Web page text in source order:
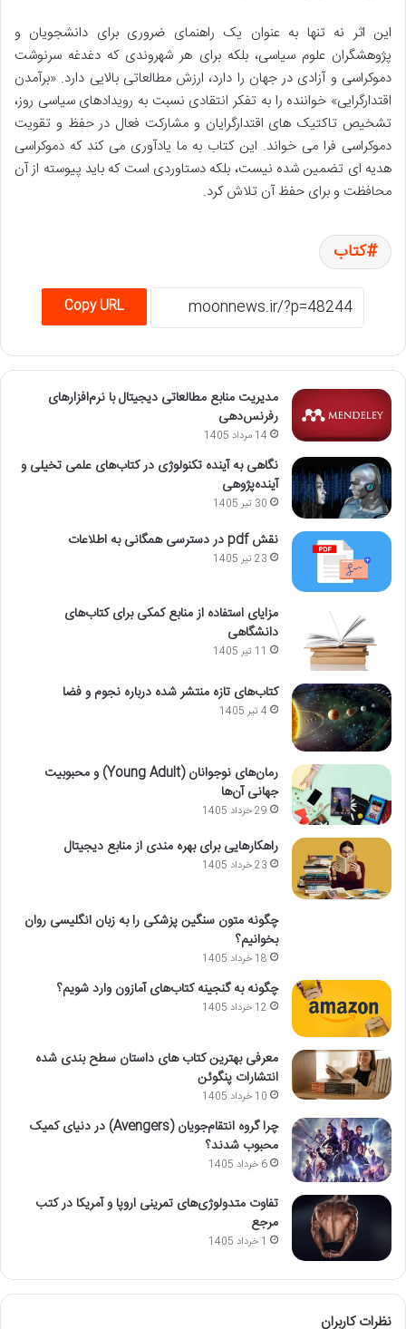
این اثر نه تنها به عنوان یک راهنمای ضروری برای دانشجویان و
پژوهشگران علوم سیاسی، بلکه برای هر شهروندی که دغدغه سرنوشت
دموکراسی و آزادی در جهان را دارد، ارزش مطالعاتی بالایی دارد. «برآمدن
اقتدارگرایی» خواننده را به تفکر انتقادی نسبت به رویدادهای سیاسی روز،
تشخیص تاکتیک های اقتدارگرایان و مشارکت فعال در حفظ و تقویت
دموکراسی فرا می خواند. این کتاب به ما یادآوری می کند که دموکراسی
هدیه ای تضمین شده نیست، بلکه دستاوردی است که باید پیوسته از آن
محافظت و برای حفظ آن تلاش کرد.
کتاب
Copy URL
مدیریت منابع مطالعاتی دیجیتال با نرم‌افزارهای
رفرنس‌دهی
14 مرداد 1405
نگاهی به آینده تکنولوژی در کتاب‌های علمی تخیلی و
آینده‌پژوهی
30 تیر 1405
نقش pdf در دسترسی همگانی به اطلاعات
23 تیر 1405
مزایای استفاده از منابع کمکی برای کتاب‌های
دانشگاهی
11 تیر 1405
کتاب‌های تازه منتشر شده درباره نجوم و فضا
4 تیر 1405
رمان‌های نوجوانان (Young Adult) و محبوبیت
جهانی آن‌ها
29 خرداد 1405
راهکارهایی برای بهره مندی از منابع دیجیتال
23 خرداد 1405
چگونه متون سنگین پزشکی را به زبان انگلیسی روان
بخوانیم؟
18 خرداد 1405
چگونه به گنجینه کتاب‌های آمازون وارد شویم؟
12 خرداد 1405
معرفی بهترین کتاب های داستان سطح بندی شده
انتشارات پنگوئن
10 خرداد 1405
چرا گروه انتقام‌جویان (Avengers) در دنیای کمیک
محبوب شدند؟
6 خرداد 1405
تفاوت متدولوژی‌های تمرینی اروپا و آمریکا در کتب
مرجع
1 خرداد 1405
نظرات کاربران